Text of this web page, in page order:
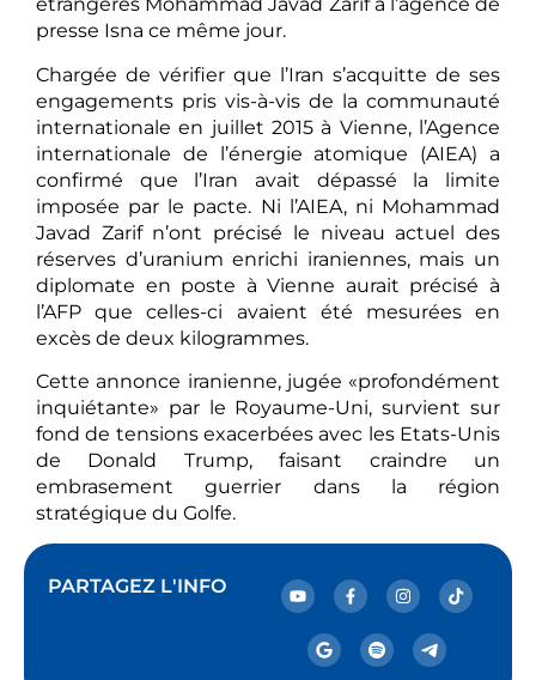
presse Isna ce même jour.
Chargée de vérifier que l’Iran s’acquitte de ses
engagements pris vis-à-vis de la communauté
internationale en juillet 2015 à Vienne, l’Agence
internationale de l’énergie atomique (AIEA) a
confirmé que l’Iran avait dépassé la limite
imposée par le pacte. Ni l’AIEA, ni Mohammad
Javad Zarif n’ont précisé le niveau actuel des
réserves d’uranium enrichi iraniennes, mais un
diplomate en poste à Vienne aurait précisé à
l’AFP que celles-ci avaient été mesurées en
excès de deux kilogrammes.
Cette annonce iranienne, jugée «profondément
inquiétante» par le Royaume-Uni, survient sur
fond de tensions exacerbées avec les Etats-Unis
de Donald Trump, faisant craindre un
embrasement guerrier dans la région
stratégique du Golfe.
PARTAGEZ L'INFO